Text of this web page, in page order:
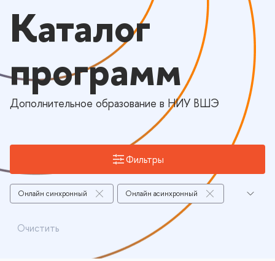
Каталог
программ
Дополнительное образование в НИУ ВШЭ
Фильтры
Онлайн синхронный Онлайн асинхронный
Очистить